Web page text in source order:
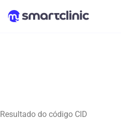
Resultado do código CID